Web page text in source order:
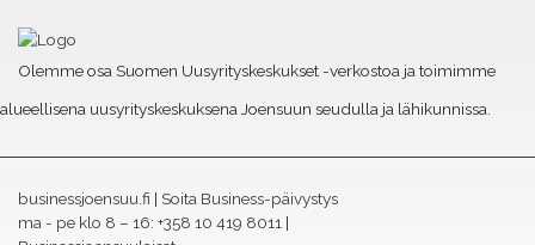
Olemme osa Suomen Uusyrityskeskukset -verkostoa ja toimimme
alueellisena uusyrityskeskuksena Joensuun seudulla ja lähikunnissa.
businessjoensuu.fi | Soita Business-päivystys
ma - pe klo 8 – 16: +358 10 419 8011 |